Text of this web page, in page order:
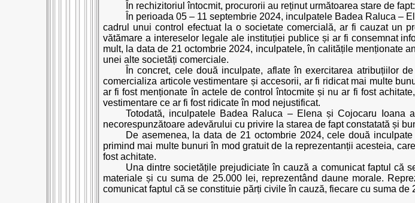
În rechizitoriul întocmit, procurorii au reținut următoarea stare de fapt:
În perioada 05 – 11 septembrie 2024, inculpatele Badea Raluca –
cadrul unui control efectuat la o societate comercială, ar fi cauzat un
vătămare a intereselor legale ale instituției publice și ar fi consemnat
mult, la data de 21 octombrie 2024, inculpatele, în calitățile menționate
unei alte societăți comerciale.
În concret, cele două inculpate, aflate în exercitarea atribuțiilor
comercializa articole vestimentare și accesorii, ar fi ridicat mai multe
ar fi fost menționate în actele de control întocmite și nu ar fi fost
vestimentare ce ar fi fost ridicate în mod nejustificat.
Totodată, inculpatele Badea Raluca – Elena și Cojocaru Ioana
necorespunzătoare adevărului cu privire la starea de fapt constatată și
De asemenea, la data de 21 octombrie 2024, cele două
primind mai multe bunuri în mod gratuit de la reprezentanții acesteia,
fost achitate.
Una dintre societățile prejudiciate în cauză a comunicat faptul că
materiale și cu suma de 25.000 lei, reprezentând daune morale.
comunicat faptul că se constituie părți civile în cauză, fiecare cu suma de